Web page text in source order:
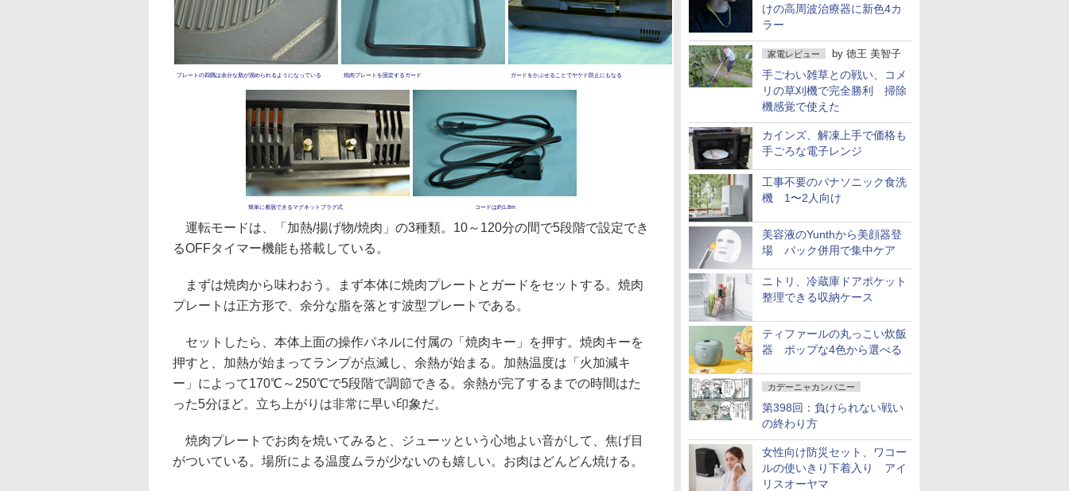
けの高周波治療器に新色4カ
ラー
家電レビュー by 徳王 美智子
手ごわい雑草との戦い、コメ
リの草刈機で完全勝利 掃除
機感覚で使えた
カインズ、解凍上手で価格も
手ごろな電子レンジ
工事不要のパナソニック食洗
機 1〜2人向け
美容液のYunthから美顔器登
場 パック併用で集中ケア
ニトリ、冷蔵庫ドアポケット
整理できる収納ケース
ティファールの丸っこい炊飯
器 ポップな4色から選べる
カデーニャカンパニー
第398回：負けられない戦い
の終わり方
女性向け防災セット、ワコー
ルの使いきり下着入り アイ
リスオーヤマ
プレートの四隅は余分な脂が溜められるようになっている 焼肉プレートを固定するガード ガードをかぶせることでヤケド防止にもなる
簡単に着脱できるマグネットプラグ式 コードは約1.8m
運転モードは、「加熱/揚げ物/焼肉」の3種類。10～120分の間で5段階で設定でき
るOFFタイマー機能も搭載している。
まずは焼肉から味わおう。まず本体に焼肉プレートとガードをセットする。焼肉
プレートは正方形で、余分な脂を落とす波型プレートである。
セットしたら、本体上面の操作パネルに付属の「焼肉キー」を押す。焼肉キーを
押すと、加熱が始まってランプが点滅し、余熱が始まる。加熱温度は「火加減キ
ー」によって170℃～250℃で5段階で調節できる。余熱が完了するまでの時間はた
った5分ほど。立ち上がりは非常に早い印象だ。
焼肉プレートでお肉を焼いてみると、ジューッという心地よい音がして、焦げ目
がついている。場所による温度ムラが少ないのも嬉しい。お肉はどんどん焼ける。